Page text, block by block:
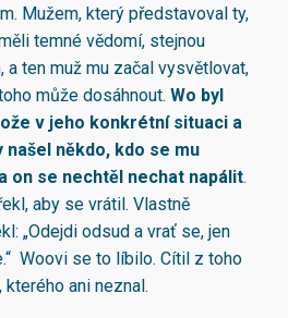
Mužem, který představoval ty,
temné vědomí, stejnou
a ten muž mu začal vysvětlovat,
může dosáhnout. Wo byl
v jeho konkrétní situaci a
někdo, kdo se mu
on se nechtěl nechat napálit.
aby se vrátil. Vlastně
„Odejdi odsud a vrať se, jen
Woovi se to líbilo. Cítil z toho
ani neznal.